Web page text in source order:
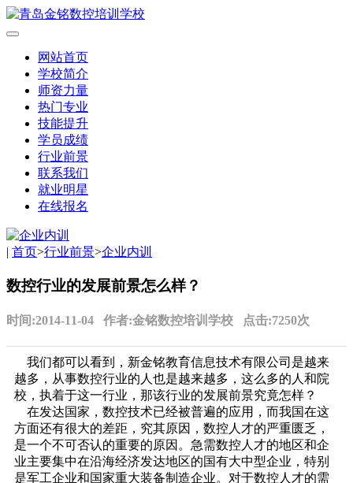
网站首页
学校简介
师资力量
热门专业
技能提升
学员成绩
行业前景
联系我们
就业明星
在线报名
| 首页>行业前景>企业内训
数控行业的发展前景怎么样？
时间:2014-11-04 作者:金铭数控培训学校 点击:7250次
我们都可以看到，新金铭教育信息技术有限公司是越来
越多，从事数控行业的人也是越来越多，这么多的人和院
校，执着于这一行业，那该行业的发展前景究竟怎样？
在发达国家，数控技术已经被普遍的应用，而我国在这
方面还有很大的差距，究其原因，数控人才的严重匮乏，
是一个不可否认的重要的原因。急需数控人才的地区和企
业主要集中在沿海经济发达地区的国有大中型企业，特别
是军工企业和国家重大装备制造企业。对于数控人才的需